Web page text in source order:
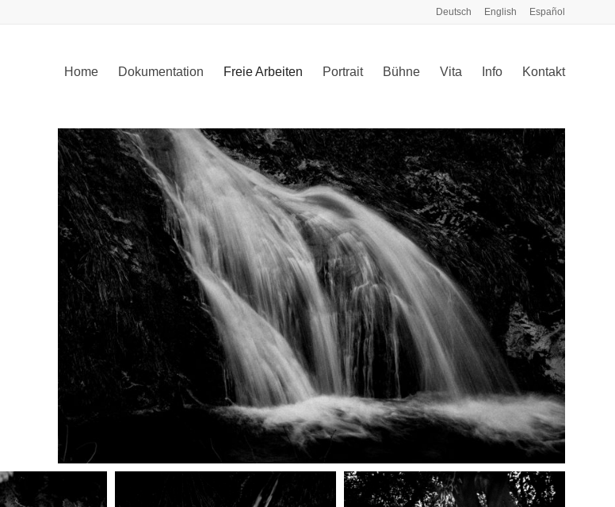
Deutsch English Español
Home Dokumentation Freie Arbeiten Portrait Bühne Vita Info Kontakt